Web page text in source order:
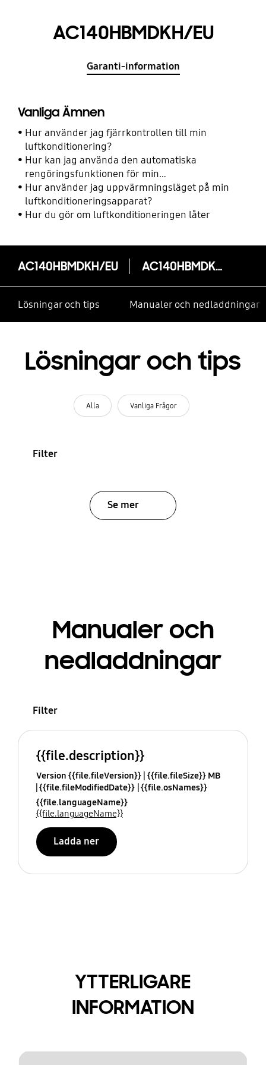
AC140HBMDKH/EU
Garanti-information
Vanliga Ämnen
Hur använder jag fjärrkontrollen till min
luftkonditionering?
Hur kan jag använda den automatiska
rengöringsfunktionen för min
luftkonditioneringsapparat?
Hur använder jag uppvärmningsläget på min
luftkonditioneringsapparat?
Hur du gör om luftkonditioneringen låter
AC140HBMDKH/EU AC140HBMDKH/EU
Lösningar och tips Manualer och nedladdningar
Lösningar och tips
Alla Vanliga Frågor
Filter
Se mer
Manualer och
nedladdningar
Filter
{{file.description}}
Version {{file.fileVersion}} {{file.fileSize}} MB
{{file.fileModifiedDate}} {{file.osNames}}
{{file.languageName}}
{{file.languageName}}
Ladda ner
YTTERLIGARE
INFORMATION